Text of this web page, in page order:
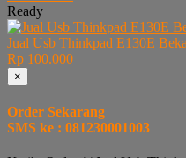
Ready
Jual Usb Thinkpad E130E
Rp 100.000
×
Order Sekarang
SMS ke : 081230001003